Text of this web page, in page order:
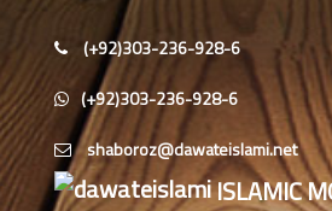
حافظ محمد مصطفٰی عطاری (درجہ سادسہ
مرکزی جامعۃالمدينہ فیضان مدینہ،
کراچی،پاکستان)
ابو برہان عبدالرحمن عطاری (درجہ
رابعہ جامعۃالمدینہ فیضان رضا
،لاہور،پاکستان)
(+92)303-236-928-6
(+92)303-236-928-6
ISLAMIC